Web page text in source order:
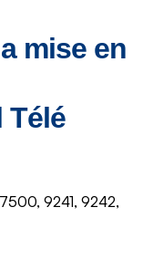
mise en
Télé
9241, 9242,